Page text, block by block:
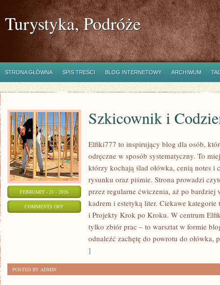
Turystyka, Podróże
STRONA GŁÓWNA SPIS TREŚCI BLOG INTERNETOWY ARCHIWUM
FEBRUARY - 21 - 2026
COMMENTS OFFON
SZKICOWNIK
CODZIENNA
PRAKTYKA
Szkicownik i
Elfiki777 to inspirujący blog dla osób,
odręczne w sposób systematyczny. To
którzy kochają ślad ołówka, cenią notes i
rysunku oraz piśmie. Strona prowadzi
przez regularne ćwiczenia, aż po bardziej
kadrem i estetyką liter. Ciekawe
i Projekty Krok po Kroku. W centrum
tylko zbiór prac – to warsztat w formie
odnaleźć zachętę do powrotu do ołówka,
]
POSTED BY ADMIN